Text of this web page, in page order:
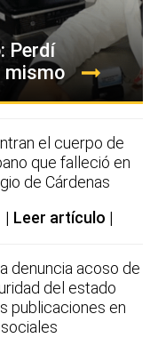
Perdí
mismo
el cuerpo de
que falleció en
de Cárdenas
Leer artículo
denuncia acoso de
del estado
publicaciones en